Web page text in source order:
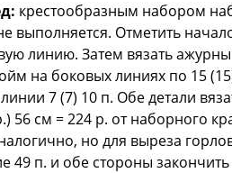
крестообразным набором
выполняется. Отметить
линию. Затем вязать
на боковых линиях по 15
7 (7) 10 п. Обе детали
56 см = 224 р. от наборного
но для выреза
49 п. и обе стороны